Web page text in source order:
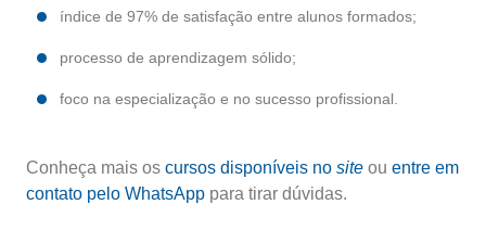
índice de 97% de satisfação entre alunos formados;
processo de aprendizagem sólido;
foco na especialização e no sucesso profissional.
Conheça mais os cursos disponíveis no site ou entre em
contato pelo WhatsApp para tirar dúvidas.